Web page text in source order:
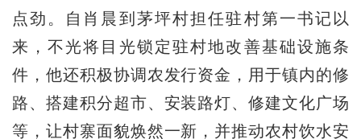
点劲。自肖晨到茅坪村担任驻村第一书记以
来，不光将目光锁定驻村地改善基础设施条
件，他还积极协调农发行资金，用于镇内的修
路、搭建积分超市、安装路灯、修建文化广场
等，让村寨面貌焕然一新，并推动农村饮水安